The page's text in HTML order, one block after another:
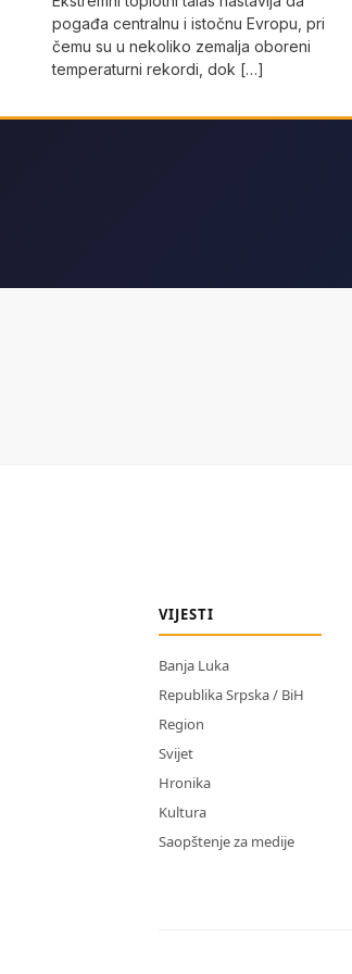
pogađa centralnu i istočnu Evropu, pri
čemu su u nekoliko zemalja oboreni
temperaturni rekordi, dok […]
VIJESTI
Banja Luka
Republika Srpska / BiH
Region
Svijet
Hronika
Kultura
Saopštenje za medije